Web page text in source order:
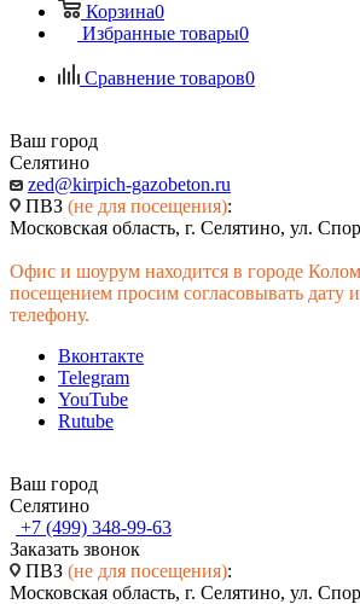
Корзина0
Избранные товары0
Сравнение товаров0
Ваш город
Селятино
zed@kirpich-gazobeton.ru
ПВЗ (не для посещения):
Московская область, г. Селятино, ул.
Офис и шоурум находится в городе
посещением просим согласовывать дату
телефону.
Вконтакте
Telegram
YouTube
Rutube
Ваш город
Селятино
+7 (499) 348-99-63
Заказать звонок
ПВЗ (не для посещения):
Московская область, г. Селятино, ул.